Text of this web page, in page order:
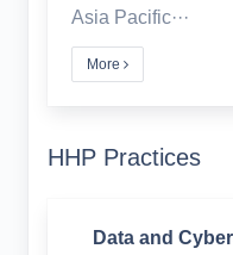
Asia Pacific···
More
HHP Practices
Data and